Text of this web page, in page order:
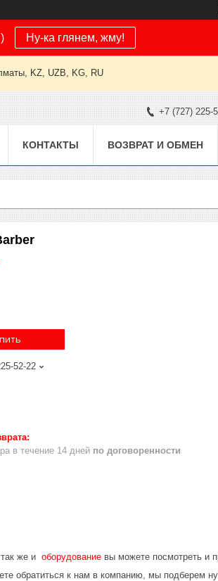
Ну-ка глянем, жму!
KZ, UZB, KG, RU
+7 (727) 225-
КОНТАКТЫ ВОЗВРАТ И ОБМЕН
52-22
в течение 14 дней по договоренности
же и оборудование вы можете посмотреть и
обратиться к нам в компанию, мы подберем